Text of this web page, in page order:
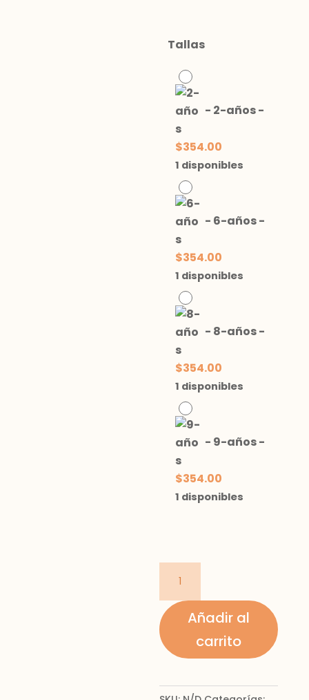
Tallas
- 2-años-
$354.00
1 disponibles
- 6-años-
$354.00
1 disponibles
- 8-años-
$354.00
1 disponibles
- 9-años-
$354.00
1 disponibles
manga
larga
cantidadAñadir al
carrito